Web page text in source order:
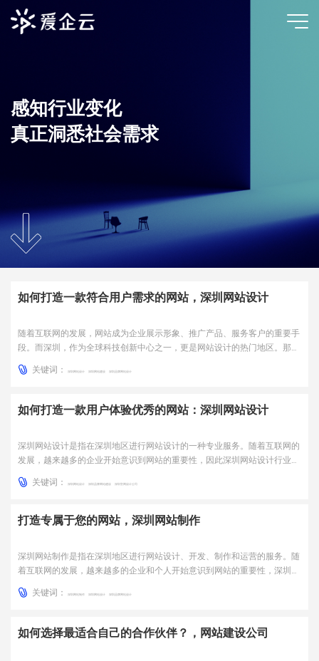
感知行业变化
真正洞悉社会需求
如何打造一款符合用户需求的网站，深圳网站设计
随着互联网的发展，网站成为企业展示形象、推广产品、服务客户的重要手
段。而深圳，作为全球科技创新中心之一，更是网站设计的热门地区。那
么，如何打造一款符合用户需求的网站呢？一、了解用户需求在进行网站设
计前，我们首先需要了解用户的需求。这包括用户的群体、使用场景、使用
关键词： 深圳网站设计 深圳网站建设 深圳品牌网站设计
如何打造一款用户体验优秀的网站：深圳网站设计
深圳网站设计是指在深圳地区进行网站设计的一种专业服务。随着互联网的
发展，越来越多的企业开始意识到网站的重要性，因此深圳网站设计行业也
逐渐发展壮大。一款优秀的网站不仅要具备美观的外观，更要注重用户体验
和功能性，这也是深圳网站设计行业的核心所在。一、用户体验的重要性用
关键词： 深圳网站设计 深圳品牌网站建设 深圳官网设计公司
打造专属于您的网站，深圳网站制作
深圳网站制作是指在深圳地区进行网站设计、开发、制作和运营的服务。随
着互联网的发展，越来越多的企业和个人开始意识到网站的重要性，深圳网
站制作行业也随之发展壮大。一、网站制作的重要性在互联网时代，网站已
经成为了企业宣传和推广的重要渠道之一。一个优秀的网站可以为企业带来
关键词： 深圳网站制作 深圳网站设计 深圳品牌网站设计
如何选择最适合自己的合作伙伴？，网站建设公司